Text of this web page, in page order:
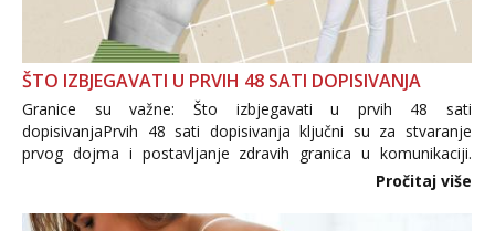
ŠTO IZBJEGAVATI U PRVIH 48 SATI DOPISIVANJA
Granice su važne: Što izbjegavati u prvih 48 sati
dopisivanjaPrvih 48 sati dopisivanja ključni su za stvaranje
prvog dojma i postavljanje zdravih granica u komunikaciji.
Važno je izbjeći prebrzo otkrivanje osobnih ili intimnih
informacija, jer nepoznata osoba još nije zaslužila to
povjerenje. Takođe...
Pročitaj više